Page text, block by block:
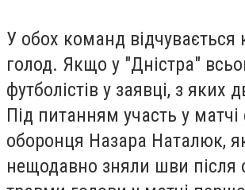
У обох команд відчувається
голод. Якщо у "Дністра"
футболістів у заявці, з яких
Під питанням участь у
оборонця Назара Наталюк,
нещодавно зняли шви після